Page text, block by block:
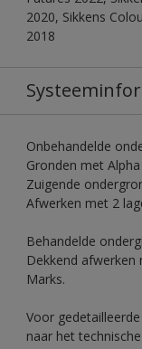
2020, Sikkens
2018
Onbehandelde
Gronden met
Zuigende
Afwerken met 2
Behandelde
Dekkend afwerken
Marks.
Voor
naar het